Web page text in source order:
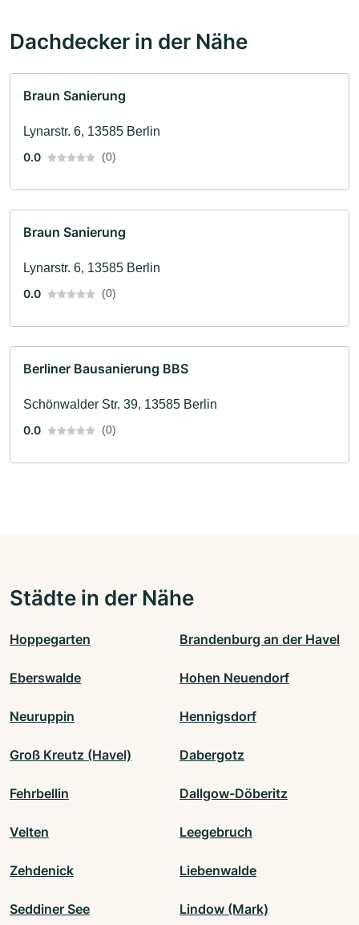
Dachdecker in der Nähe
Braun Sanierung
Lynarstr. 6, 13585 Berlin
0.0
(0)
Braun Sanierung
Lynarstr. 6, 13585 Berlin
0.0
(0)
Berliner Bausanierung BBS
Schönwalder Str. 39, 13585 Berlin
0.0
(0)
Städte in der Nähe
Hoppegarten Brandenburg an der Havel
Eberswalde Hohen Neuendorf
Neuruppin Hennigsdorf
Groß Kreutz (Havel) Dabergotz
Fehrbellin Dallgow-Döberitz
Velten Leegebruch
Zehdenick Liebenwalde
Seddiner See Lindow (Mark)